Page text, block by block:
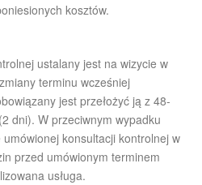
kosztów.
ustalany jest na wizycie w
terminu wcześniej
jest przełożyć ją z 48-
dni). W przeciwnym wypadku
konsultacji kontrolnej w
przed umówionym terminem
usługa.